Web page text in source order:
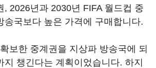
, 2026년과 2030년 FIFA 월드컵 중
송국보다 높은 가격에 구매합니다.
보한 중계권을 지상파 방송국에 되
지 챙긴다는 계획이었습니다. 하지